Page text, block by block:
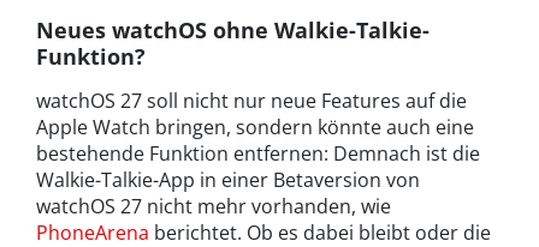
Neues watchOS ohne Walkie-Talkie-
Funktion?
watchOS 27 soll nicht nur neue Features auf die
Apple Watch bringen, sondern könnte auch eine
bestehende Funktion entfernen: Demnach ist die
Walkie-Talkie-App in einer Betaversion von
watchOS 27 nicht mehr vorhanden, wie
PhoneArena berichtet. Ob es dabei bleibt oder die